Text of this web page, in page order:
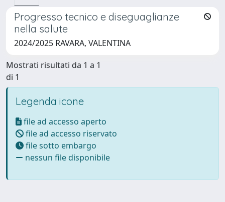
Progresso tecnico e diseguaglianze
nella salute
2024/2025 RAVARA, VALENTINA
Mostrati risultati da 1 a 1
di 1
Legenda icone
file ad accesso aperto
file ad accesso riservato
file sotto embargo
nessun file disponibile